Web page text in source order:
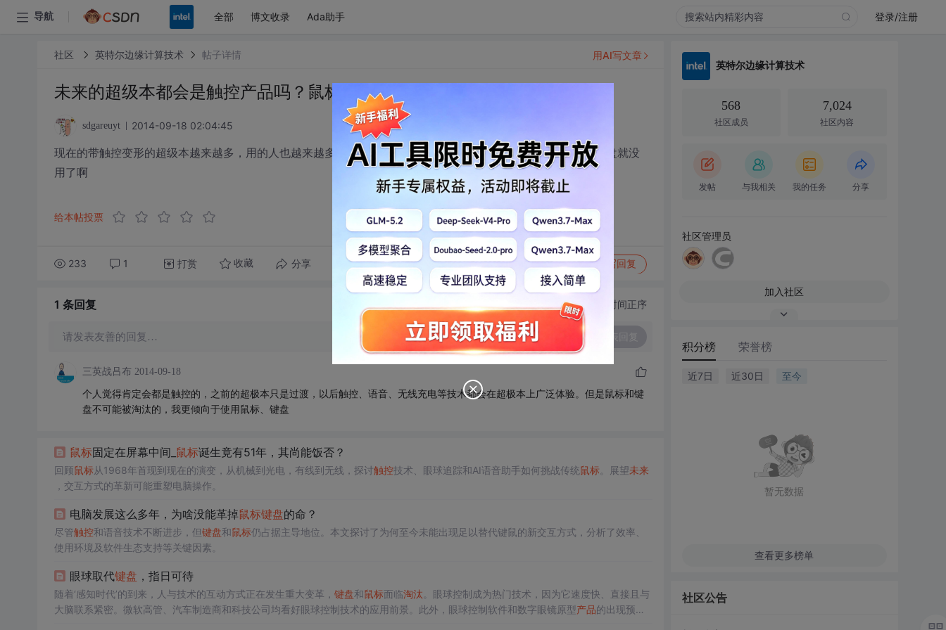
导航 全部 博文收录 Ada助手 登录/注册
社区 英特尔边缘计算技术 帖子详情
未来的超级本都会是触控产品吗？鼠标、键盘是不是就淘汰了啊
sdgareuyt 2014-09-18 02:04:45
现在的带触控变形的超级本越来越多，用的人也越来越多，以后的发展会不会是都成触控变形的了啊，鼠标、键盘就没
用了啊
给本帖投票
233 1 打赏 收藏 分享 转发到动态 举报 写回复
用AI写文章
1 条回复 切换为时间正序
请发表友善的回复…
三英战吕布 2014-09-18
个人觉得肯定会都是触控的，之前的超极本只是过渡，以后触控、语音、无线充电等技术都会在超极本上广泛体验。但是鼠标和键
盘不可能被淘汰的，我更倾向于使用鼠标、键盘
鼠标固定在屏幕中间_ 鼠标诞生竟有51年，其尚能饭否？
回顾鼠标从1968年首现到现在的演变，从机械到光电，有线到无线，探讨触控技术、眼球追踪和AI语音助手如何挑战传统鼠标 。展望未来
，交互方式的革新可能重塑电脑操作。
电脑发展这么多年，为啥没能革掉鼠标键盘的命？
尽管触控和语音技术不断进步，但键盘和鼠标仍占据主导地位。本文探讨了为何至今未能出现足以替代键鼠的新交互方式，分析了效率、
使用环境及软件生态支持等关键因素。
眼球取代键盘 ，指日可待
随着‘感知时代’的到来，人与技术的互动方式正在发生重大变革， 键盘和鼠标面临淘汰 。眼球控制成为热门技术，因为它速度快、直接且与
大脑联系紧密。微软高管、汽车制造商和科技公司均看好眼球控制技术的应用前景。此外，眼球控制软件和数字眼镜原型产品的出现预示
英特尔边缘计算技术
568
社区成员
7,024
社区内容
发帖 与我相关 我的任务 分享
社区管理员
加入社区
积分榜 荣誉榜
近7日 近30日 至今
暂无数据
查看更多榜单
社区公告